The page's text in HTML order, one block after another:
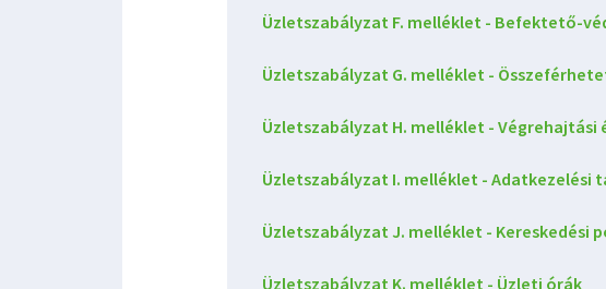
Üzletszabályzat F. melléklet - Befektető-
Üzletszabályzat G. melléklet -
Üzletszabályzat H. melléklet - Végrehajtási
Üzletszabályzat I. melléklet - Adatkezelési
Üzletszabályzat J. melléklet - Kereskedési